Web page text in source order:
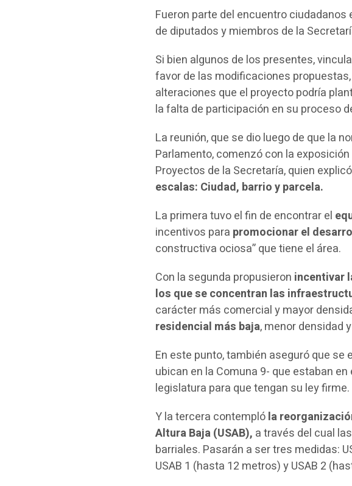
Fueron parte del encuentro
de diputados y miembros de la
Si bien algunos de los presentes,
favor de las modificaciones
alteraciones que el proyecto podría
la falta de participación en su proceso
La reunión, que se dio luego de que la
Parlamento, comenzó con la
Proyectos de la Secretaría, quien
escalas: Ciudad, barrio y parcela.
La primera tuvo el fin de encontrar el
incentivos para promocionar el
constructiva ociosa” que tiene el área.
Con la segunda propusieron incentivar
los que se concentran las
carácter más comercial y mayor
residencial más baja, menor densidad
En este punto, también aseguró que
ubican en la Comuna 9- que estaban
legislatura para que tengan su ley firme.
Y la tercera contemplóla
Altura Baja (USAB), a través del cual
barriales. Pasarán a ser tres medidas:
USAB 1 (hasta 12 metros) y USAB 2